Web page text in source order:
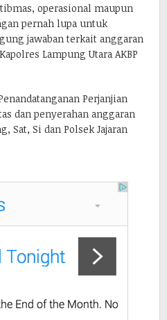
operasional maupun
pernah lupa untuk
jawaban terkait anggaran
Lampung Utara AKBP
Perjanjian
dan penyerahan anggaran
Sat, Si dan Polsek Jajaran